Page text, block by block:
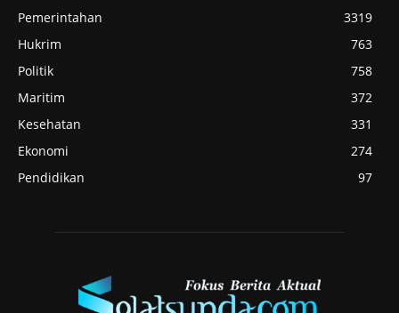
Pemerintahan
3319
Hukrim
763
Politik
758
Maritim
372
Kesehatan
331
Ekonomi
274
Pendidikan
97